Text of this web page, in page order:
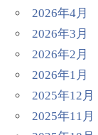
2026年4月
2026年3月
2026年2月
2026年1月
2025年12月
2025年11月